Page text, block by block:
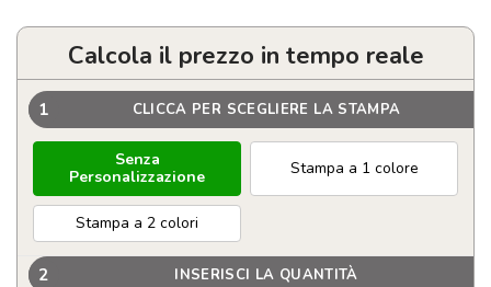
Calcola il prezzo in tempo reale
1 CLICCA PER SCEGLIERE LA STAMPA
Senza
Personalizzazione
Stampa a 1 colore
Stampa a 2 colori
2 INSERISCI LA QUANTITÀ